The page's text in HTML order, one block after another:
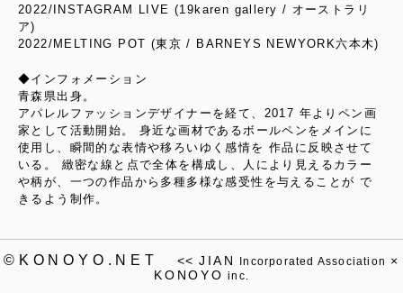
2022/INSTAGRAM LIVE (19karen gallery / オーストラリ
ア)
2022/MELTING POT (東京 / BARNEYS NEWYORK六本木)
◆インフォメーション
青森県出身。
アパレルファッションデザイナーを経て、2017 年よりペン画
家として活動開始。 身近な画材であるボールペンをメインに
使用し、瞬間的な表情や移ろいゆく感情を 作品に反映させて
いる。 緻密な線と点で全体を構成し、人により見えるカラー
や柄が、一つの作品から多種多様な感受性を与えることが で
きるよう制作。
©KONOYO.NET << JIAN Incorporated Association ×
KONOYO inc.